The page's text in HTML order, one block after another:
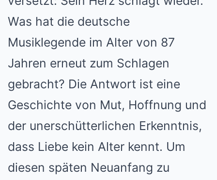
Was hat die deutsche
Musiklegende im Alter von 87
Jahren erneut zum Schlagen
gebracht? Die Antwort ist eine
Geschichte von Mut, Hoffnung und
der unerschütterlichen Erkenntnis,
dass Liebe kein Alter kennt. Um
diesen späten Neuanfang zu